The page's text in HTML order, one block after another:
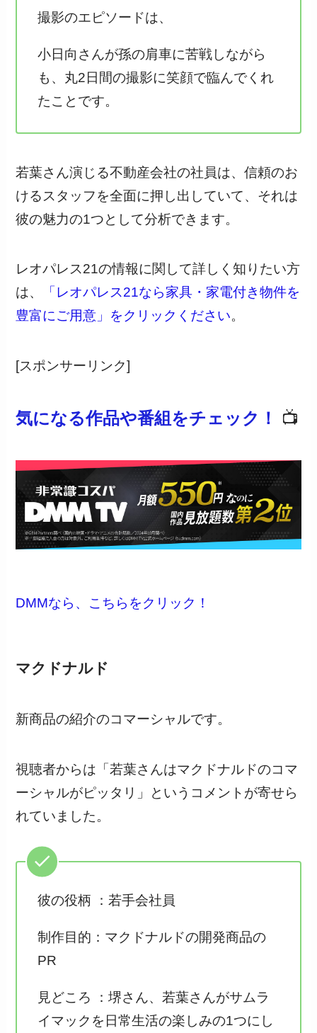
撮影のエピソードは、
小日向さんが孫の肩車に苦戦しながら
も、丸2日間の撮影に笑顔で臨んでくれ
たことです。
若葉さん演じる不動産会社の社員は、信頼のお
けるスタッフを全面に押し出していて、それは
彼の魅力の1つとして分析できます。
レオパレス21の情報に関して詳しく知りたい方
は、
「レオパレス21なら家具・家電付き物件を
豊富にご用意」をクリックください。
[スポンサーリンク]
気になる作品や番組をチェック！ 📺
DMMなら、こちらをクリック！
マクドナルド
新商品の紹介のコマーシャルです。
視聴者からは「若葉さんはマクドナルドのコマ
ーシャルがピッタリ」というコメントが寄せら
れていました。
彼の役柄 ：若手会社員
制作目的：マクドナルドの開発商品の
PR
見どころ ：堺さん、若葉さんがサムラ
イマックを日常生活の楽しみの1つにし